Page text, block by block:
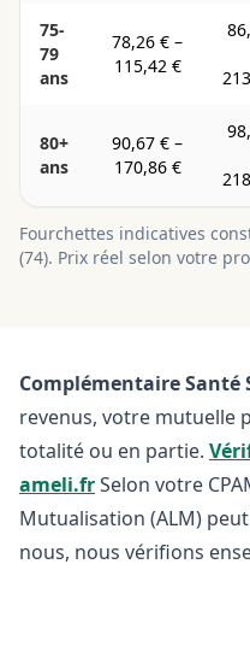
75-
79
ans
78,26 € –
115,42 €
80+
ans
90,67 € –
170,86 €
Fourchettes indicatives
(74). Prix réel selon votre
Complémentaire Santé
revenus, votre mutuelle
totalité ou en partie.
ameli.frSelon votre
Mutualisation (ALM)
nous, nous vérifions